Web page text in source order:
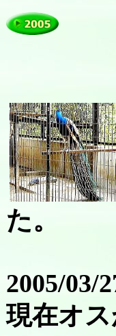
た。
2005/03/
現在オ